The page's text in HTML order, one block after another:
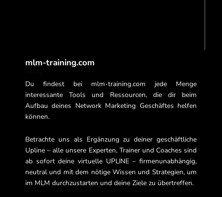
mlm-training.com
Du findest bei mlm-training.com jede Menge
interessante Tools und Ressourcen, die dir beim
Aufbau deines Network Marketing Geschäftes helfen
können.
Betrachte uns als Ergänzung zu deiner geschäftliche
Upline – alle unsere Experten, Trainer und Coaches sind
ab sofort deine virtuelle UPLINE – firmenunabhängig,
neutral und mit dem nötige Wissen und Strategien, um
im MLM durchzustarten und deine Ziele zu übertreffen.